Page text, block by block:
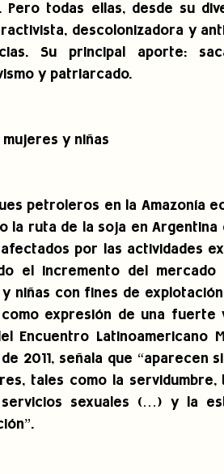
Pero todas ellas, desde su
descolonizadora y
Su principal aporte:
y patriarcado.
y niñas
petroleros en la Amazonía
la ruta de la soja en
por las actividades
el incremento del
niñas con fines de
expresión de una fuerte
Encuentro
2011, señala que
tales como la
sexuales (…) y la